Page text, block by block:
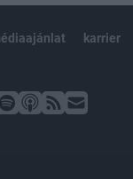
karrier